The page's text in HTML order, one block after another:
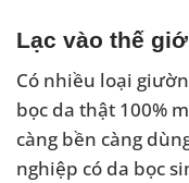
Lạc vào thế
Có nhiều loại
bọc da thật 100%
càng bền càng
nghiệp có da bọc